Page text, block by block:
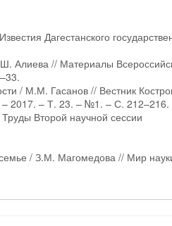
Дагестанского
Алиева // Материалы
/ М.М. Гасанов // Вестник
– 2017. – Т. 23. – №1. – С. 212–216.
Второй научной сессии
/ З.М. Магомедова // Мир